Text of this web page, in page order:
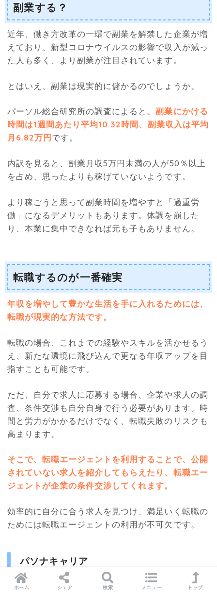
副業する？
近年、働き方改革の一環で副業を解禁した企業が増
えており、新型コロナウイルスの影響で収入が減っ
た人も多く、より副業が注目されています。
とはいえ、副業は現実的に儲かるのでしょうか。
パーソル総合研究所の調査によると 、副業にかける
時間は1週間あたり平均10.32時間、副業収入は平均
月6.82万円です。
内訳を見ると、副業月収5万円未満の人が50％以上
を占め、思ったよりも稼げていないようです。
より稼ごうと思って副業時間を増やすと「過重労
働」になるデメリットもあります。体調を崩した
り、本業に集中できなれば元も子もありません。
転職するのが一番確実
年収を増やして豊かな生活を手に入れるためには、
転職が現実的な方法です。
転職の場合、これまでの経験やスキルを活かせるう
え、新たな環境に飛び込んで更なる年収アップを目
指すことも可能です。
ただ、自分で求人に応募する場合、企業や求人の調
査、条件交渉も自分自身で行う必要があります。時
間と労力がかかるだけでなく、転職失敗のリスクも
高まります。
そこで、転職エージェントを利用することで、公開
されていない求人を紹介してもらえたり、転職エー
ジェントが企業の条件交渉してくれます。
効率的に自分に合う求人を見つけ、満足いく転職の
ためには転職エージェントの利用が不可欠です。
パソナキャリア
ホーム シェア 検索 メニュー トップ